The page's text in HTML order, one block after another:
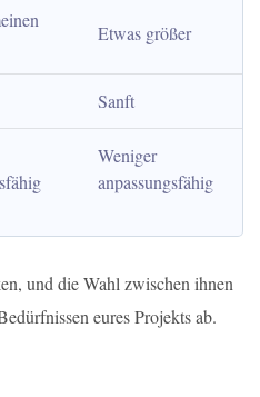
Etwas größer
Sanft
Weniger
anpassungsfähig
und die Wahl zwischen ihnen
eures Projekts ab.